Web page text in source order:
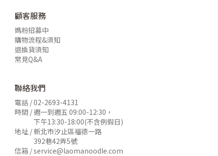
顧客服務
媽粉招募中
購物流程&須知
退換貨須知
常見Q&A
聯絡我們
電話 /02-2693-4131
時間 / 週一到週五 09:00-12:30，
下午13:30-18:00(不含例假日)
地址 / 新北市汐止區福德一路
392巷42弄5號
信箱 /service@laomanoodle.com